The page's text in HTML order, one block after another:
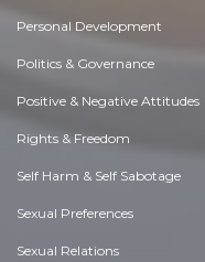
Personal Development
Politics & Governance
Positive & Negative Attitudes
Rights & Freedom
Self Harm & Self Sabotage
Sexual Preferences
Sexual Relations